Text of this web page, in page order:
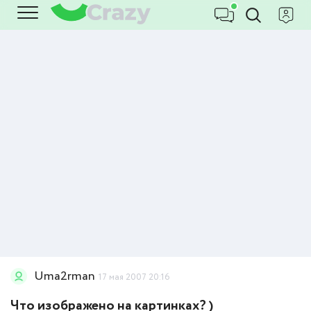
Uma2rman 17 мая 2007 20:16
Что изображено на картинках? )